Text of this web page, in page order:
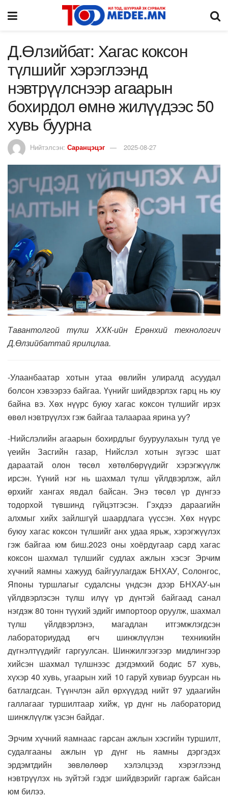
Д.Өлзийбат: Хагас коксон
түлшийг хэрэглээнд
нэвтрүүлснээр агаарын
бохирдол өмнө жилүүдээс 50
хувь буурна
Нийтэлсэн: Саранцэцэг 2025-08-27
Тавантолгой түлш ХХК-ийн Ерөнхий технологич
Д.Өлзийбаттай ярилцлаа.
-Улаанбаатар хотын утаа өвлийн улиралд асуудал
болсон хэвээрээ байгаа. Үүнийг шийдвэрлэх гарц нь юу
байна вэ. Хөх нүүрс буюу хагас коксон түлшийг ирэх
өвөл нэвтрүүлэх гэж байгаа талаараа ярина уу?
-Нийслэлийн агаарын бохирдлыг бууруулахын тулд үе
үеийн Засгийн газар, Нийслэл хотын зүгээс шат
дараатай олон төсөл хөтөлбөрүүдийг хэрэгжүүлж
ирсэн. Үүний нэг нь шахмал түлш үйлдвэрлэж, айл
өрхийг хангах явдал байсан. Энэ төсөл үр дүнгээ
тодорхой түвшинд гүйцэтгэсэн. Гэхдээ дараагийн
алхмыг хийх зайлшгүй шаардлага үүссэн. Хөх нүүрс
буюу хагас коксон түлшийг анх удаа ярьж, хэрэгжүүлэх
гэж байгаа юм биш.2023 оны хоёрдугаар сард хагас
коксон шахмал түлшийг судлах ажлын хэсэг Эрчим
хүчний яамны хажууд байгуулагдаж БНХАУ, Солонгос,
Японы туршлагыг судалсны үндсэн дээр БНХАУ-ын
үйлдвэрлэсэн түлш илүү үр дүнтэй байгаад санал
нэгдэж 80 тонн түүхий эдийг импортоор оруулж, шахмал
түлш үйлдвэрлэнэ, магадлан итгэмжлэгдсэн
лабораториудад өгч шинжлүүлэн техникийн
дүгнэлтүүдийг гаргуулсан. Шинжилгээгээр мидлингээр
хийсэн шахмал түлшнээс дэгдэмхий бодис 57 хувь,
хүхэр 40 хувь, угаарын хий 10 гаруй хувиар буурсан нь
батлагдсан. Түүнчлэн айл өрхүүдэд нийт 97 удаагийн
галлагааг туршилтаар хийж, үр дүнг нь лабораторид
шинжлүүлж үзсэн байдаг.
Эрчим хүчний яамнаас гарсан ажлын хэсгийн туршилт,
судалгааны ажлын үр дүнг нь яамны дэргэдэх
эрдэмтдийн зөвлөлөөр хэлэлцээд хэрэглээнд
нэвтрүүлэх нь зүйтэй гэдэг шийдвэрийг гаргаж байсан
юм билээ.